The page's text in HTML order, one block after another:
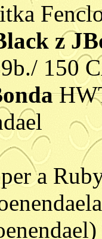
z
150
a